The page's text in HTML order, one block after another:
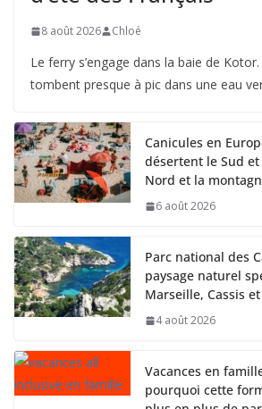
8 août 2026 Chloé
Le ferry s’engage dans la baie de
tombent presque à pic dans une eau
Canicules en
désertent le Sud
Nord et la
6 août 2026
Parc national des
paysage naturel
Marseille, Cassis
4 août 2026
Vacances en
pourquoi cette